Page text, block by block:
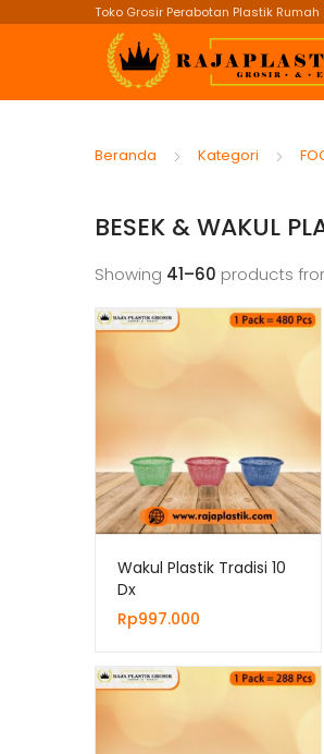
Toko Grosir Perabotan Plastik
Beranda Kategori
BESEK & WAKUL
Showing 41–60 products
Wakul Plastik Tradisi 10
Dx
Rp997.000